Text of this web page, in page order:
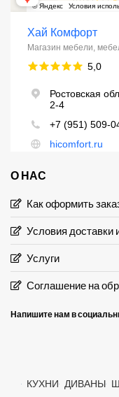
О НАС
Как оформить
Условия доставки
Услуги
Соглашение на
Напишите нам в
КУХНИ ДИВАНЫ